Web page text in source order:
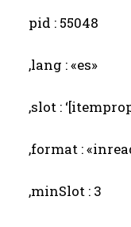
pid : 55048
,lang : «es»
,slot :
,format :
,minSlot : 3